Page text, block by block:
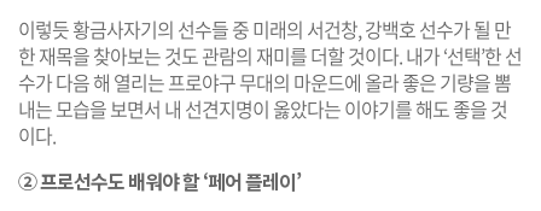
이렇듯 황금사자기의 선수들 중 미래의 서건창, 강백호 선수가 될 만
한 재목을 찾아보는 것도 관람의 재미를 더할 것이다. 내가 ‘선택’한 선
수가 다음 해 열리는 프로야구 무대의 마운드에 올라 좋은 기량을 뽐
내는 모습을 보면서 내 선견지명이 옳았다는 이야기를 해도 좋을 것
이다.
② 프로선수도 배워야 할 ‘페어 플레이’